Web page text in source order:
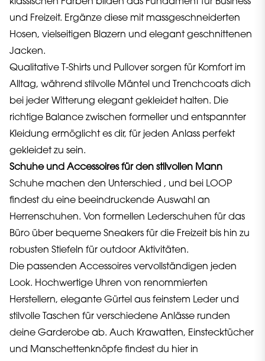
und Freizeit. Ergänze diese mit massgeschneiderten
Hosen, vielseitigen Blazern und elegant geschnittenen
Jacken.
Qualitative T-Shirts und Pullover sorgen für Komfort im
Alltag, während stilvolle Mäntel und Trenchcoats dich
bei jeder Witterung elegant gekleidet halten. Die
richtige Balance zwischen formeller und entspannter
Kleidung ermöglicht es dir, für jeden Anlass perfekt
gekleidet zu sein.
Schuhe und Accessoires für den stilvollen Mann
Schuhe machen den Unterschied , und bei LOOP
findest du eine beeindruckende Auswahl an
Herrenschuhen. Von formellen Lederschuhen für das
Büro über bequeme Sneakers für die Freizeit bis hin zu
robusten Stiefeln für outdoor Aktivitäten.
Die passenden Accessoires vervollständigen jeden
Look. Hochwertige Uhren von renommierten
Herstellern, elegante Gürtel aus feinstem Leder und
stilvolle Taschen für verschiedene Anlässe runden
deine Garderobe ab. Auch Krawatten, Einstecktücher
und Manschettenknöpfe findest du hier in